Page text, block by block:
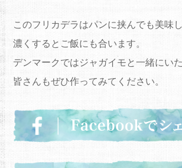
このフリカデラはパンに挟んでも美味
濃くするとご飯にも合います。
デンマークではジャガイモと一緒にい
皆さんもぜひ作ってみてください。